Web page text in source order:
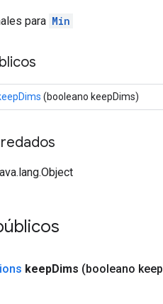
para Min
(booleano keepDims)
keepDims (booleano keep